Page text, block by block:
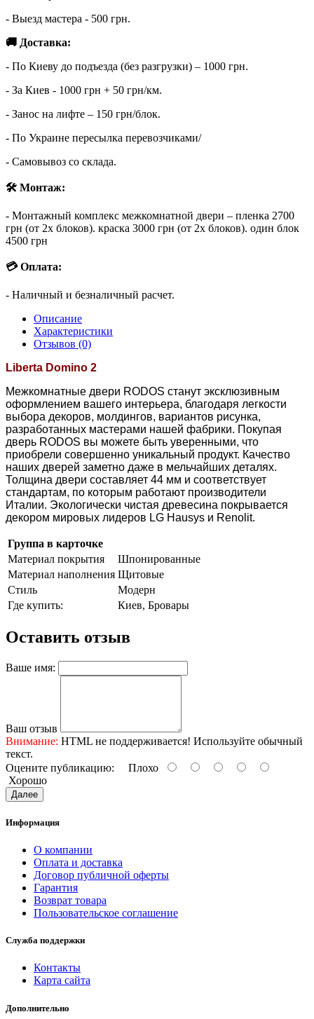
- Выезд мастера - 500 грн.
🚚 Доставка:
- По Киеву до подъезда (без разгрузки) – 1000 грн.
- За Киев - 1000 грн + 50 грн/км.
- Занос на лифте – 150 грн/блок.
- По Украине пересылка перевозчиками/
- Самовывоз со склада.
🛠 Монтаж:
- Монтажный комплекс межкомнатной двери – пленка 2700
грн (от 2х блоков). краска 3000 грн (от 2х блоков). один блок
4500 грн
💳 Оплата:
- Наличный и безналичный расчет.
Описание
Характеристики
Отзывов (0)
Liberta Domino 2
Межкомнатные двери RODOS станут эксклюзивным
оформлением вашего интерьера, благодаря легкости
выбора декоров, молдингов, вариантов рисунка,
разработанных мастерами нашей фабрики. Покупая
дверь RODOS вы можете быть уверенными, что
приобрели совершенно уникальный продукт. Качество
наших дверей заметно даже в мельчайших деталях.
Толщина двери составляет 44 мм и соответствует
стандартам, по которым работают производители
Италии. Экологически чистая древесина покрывается
декором мировых лидеров LG Hausys и Renolit.
Группа в карточке
Материал покрытия
Шпонированные
Материал наполнения Щитовые
Стиль
Модерн
Где купить:
Киев, Бровары
Оставить отзыв
Ваше имя:
Ваш отзыв
Внимание: HTML не поддерживается! Используйте обычный
текст.
Оцените публикацию:
Плохо
Хорошо
Далее
Информация
О компании
Оплата и доставка
Договор публичной оферты
Гарантия
Возврат товара
Пользовательское соглашение
Служба поддержки
Контакты
Карта сайта
Дополнительно